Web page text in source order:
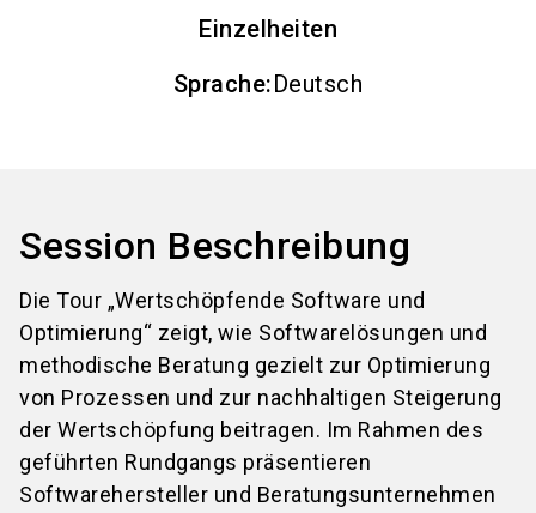
Einzelheiten
Sprache:Deutsch
Session Beschreibung
Die Tour „Wertschöpfende Software und
Optimierung“ zeigt, wie Softwarelösungen und
methodische Beratung gezielt zur Optimierung
von Prozessen und zur nachhaltigen Steigerung
der Wertschöpfung beitragen. Im Rahmen des
geführten Rundgangs präsentieren
Softwarehersteller und Beratungsunternehmen